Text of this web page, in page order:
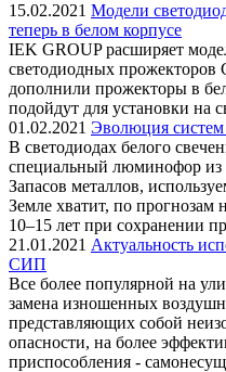
15.02.2021 Модели
теперь в белом корпусе
IEK GROUP расширяет
светодиодных
дополнили прожекторы в
подойдут для установки на
01.02.2021 Эволюция
В светодиодах белого
специальный люминофор из
Запасов металлов,
Земле хватит, по прогнозам
10–15 лет при сохранении
21.01.2021 Актуальность
СИП
Все более популярной на
замена изношенных
представляющих собой
опасности, на более
приспособления -